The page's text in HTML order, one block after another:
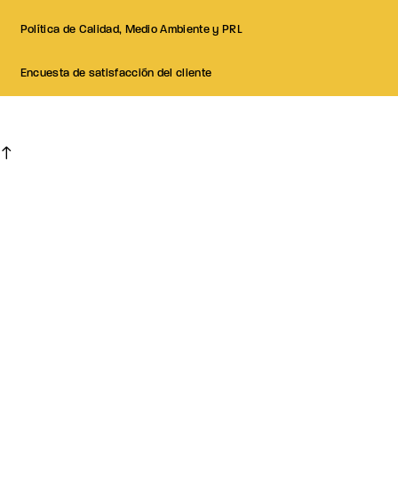
Política de Calidad, Medio Ambiente y PRL
Encuesta de satisfacción del cliente